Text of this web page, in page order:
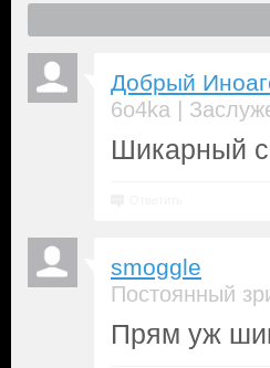
Добрый
6o4ka |
Шикарный
smoggle
Постоянный
Прям уж